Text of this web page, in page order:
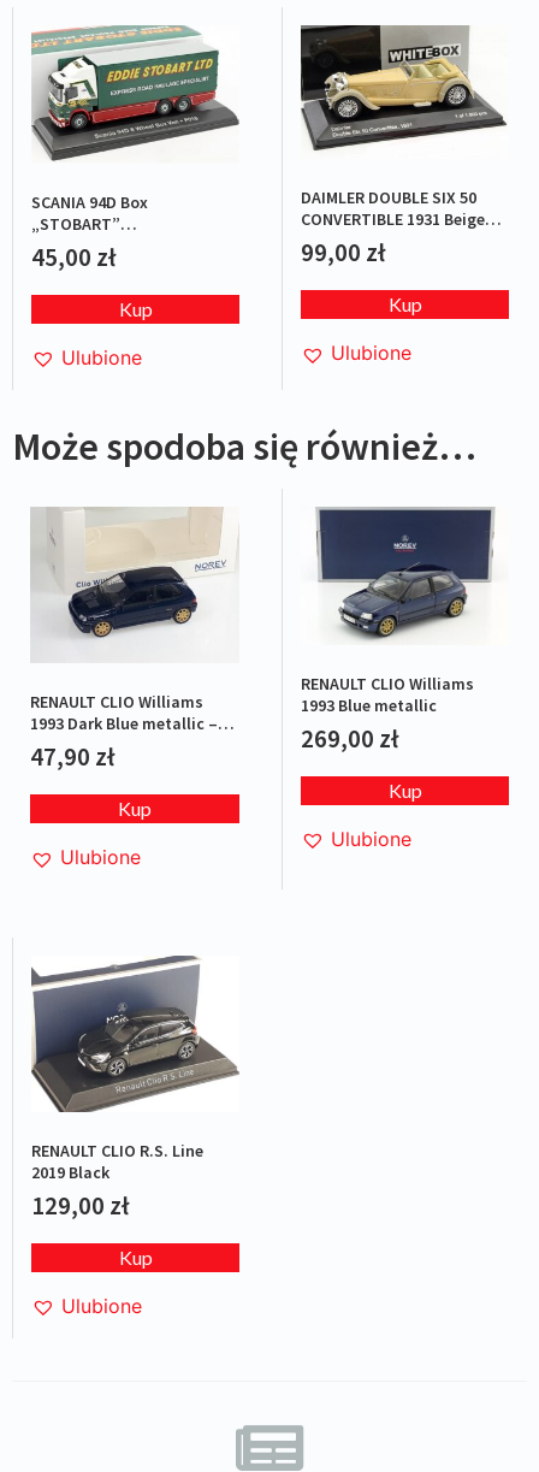
SCANIA 94D Box
„STOBART”
Green/Red/White
45,00 zł
Kup
Ulubione
DAIMLER DOUBLE SIX 50
CONVERTIBLE 1931 Beige
L.E.1/1000
99,00 zł
Kup
Ulubione
Może spodoba się również…
RENAULT CLIO Williams
1993 Dark Blue metallic –
JET-CAR
47,90 zł
Kup
Ulubione
RENAULT CLIO Williams
1993 Blue metallic
269,00 zł
Kup
Ulubione
RENAULT CLIO R.S. Line
2019 Black
129,00 zł
Kup
Ulubione